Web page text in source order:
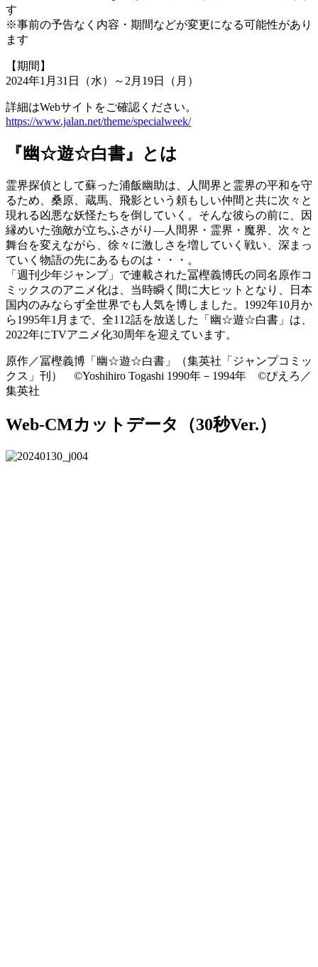
す
※事前の予告なく内容・期間などが変更になる可能性があり
ます
【期間】
2024年1月31日（水）～2月19日（月）
詳細はWebサイトをご確認ください。
https://www.jalan.net/theme/specialweek/
『幽☆遊☆白書』とは
霊界探偵として蘇った浦飯幽助は、人間界と霊界の平和を守
るため、桑原、蔵馬、飛影という頼もしい仲間と共に次々と
現れる凶悪な妖怪たちを倒していく。そんな彼らの前に、因
縁めいた強敵が立ちふさがり―人間界・霊界・魔界、次々と
舞台を変えながら、徐々に激しさを増していく戦い、深まっ
ていく物語の先にあるものは・・・。
「週刊少年ジャンプ」で連載された冨樫義博氏の同名原作コ
ミックスのアニメ化は、当時瞬く間に大ヒットとなり、日本
国内のみならず全世界でも人気を博しました。1992年10月か
ら1995年1月まで、全112話を放送した「幽☆遊☆白書」は、
2022年にTVアニメ化30周年を迎えています。
原作／冨樫義博「幽☆遊☆白書」（集英社「ジャンプコミッ
クス」刊） ©Yoshihiro Togashi 1990年－1994年 ©ぴえろ／
集英社
Web-CMカットデータ（30秒Ver.）